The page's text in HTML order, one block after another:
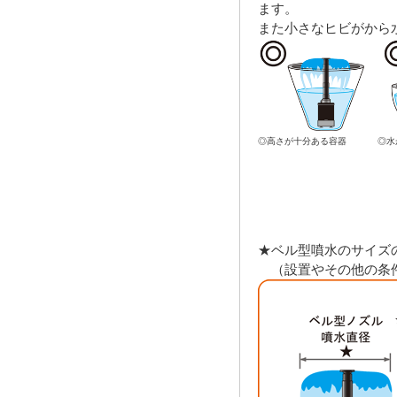
ます。
また小さなヒビがか
◎高さが十分ある容器 ◎水
★ベル型噴水のサイズ
（設置やその他の条